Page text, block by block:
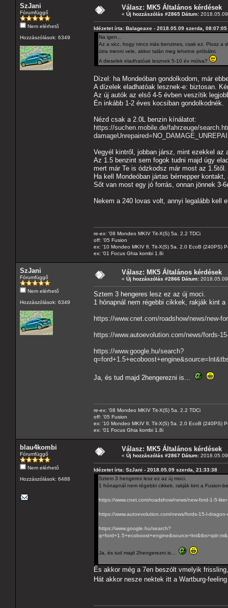
SzJani
Fórumfüggő
Nem elérhető
Hozzászólások: 6349
Válasz: MK5 Általános kérdések
« Új hozzászólás #2865 Dátum:
Idézetet írta: Balageaxe - 2018.05.09 szerda, 08:07:05
Na igen...
Az a vicc, hogy nincs más benzines, csak ez. Plusz a
útra menni vele, akkor talán meg lehetne próbálni.
A dieselek eladhatóak lesznek 5-10 év múlva?
Dízel: ha Mondeóban gondolkodom, már
A dízelek eladhatóak lesznek-e: biztosan.
Az új autók az első 4-5 évben veszítik
Én inkább 1-2 éves kocsiban gondolkodnék.
Nézd csak a 2.0L benzin kínálatot:
https://suchen.mobile.de/fahrzeuge/
Vegyél kintről, jobban jársz, mint ezekkel
Az 1.5 benzint sem fogok tudni majd úgy
mert már Te is ódzkodsz már most az
Ha kell Mondeóban jártas bérnepper
Sőt van most egy jó forrás, onnan jönnek 3-
Nekem a 240 lovas volt, annyi legalább kell
re-ex: '08 Mondeo MKIV Tit-X(S) 5a. 2.2 TDCi
off: '05 Fusion
ex: '10 Mondeo MKIV fl. Tit-X(S) 5a. 2.0 EcoB (240PS)
ex: '01 Focus Ghia kombi 1.8i
SzJani
Fórumfüggő
Nem elérhető
Hozzászólások: 6349
Válasz: MK5 Általános kérdések
« Új hozzászólás #2866 Dátum:
Sztem 3 hengeres lesz ez az új moci.
1 hónapnál nem régebbi cikkek, rakják kint
https://www.cnet.com/roadshow/news/new-
https://www.autoevolution.com/news/fords-
https://www.google.hu/search?
Ja, és tud majd 2hengerezni is...
re-ex: '08 Mondeo MKIV Tit-X(S) 5a. 2.2 TDCi
off: '05 Fusion
ex: '10 Mondeo MKIV fl. Tit-X(S) 5a. 2.0 EcoB (240PS)
ex: '01 Focus Ghia kombi 1.8i
blau4kombi
Fórumfüggő
Nem elérhető
Hozzászólások: 6488
Válasz: MK5 Általános kérdések
« Új hozzászólás #2867 Dátum:
Idézetet írta: SzJani - 2018.05.09 szerda, 21:33:38
Sztem 3 hengeres lesz ez az új moci.
1 hónapnál nem régebbi cikkek, rakják kint a Fusion-
https://www.cnet.com/roadshow/news/new-ford-1-5-
https://www.autoevolution.com/news/fords-15-l-
https://www.google.hu/search?
Ja, és tud majd 2hengerezni is...
És akkor még a 7en beszólt vmelyik
Hát akkor nesze nektek itt a Wartburg-